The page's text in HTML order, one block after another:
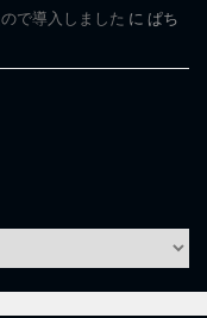
で導入しました に ぱち